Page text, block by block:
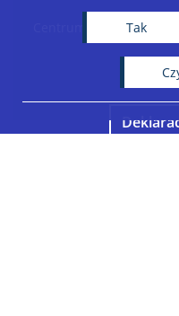
Tak
Centrum Nowych